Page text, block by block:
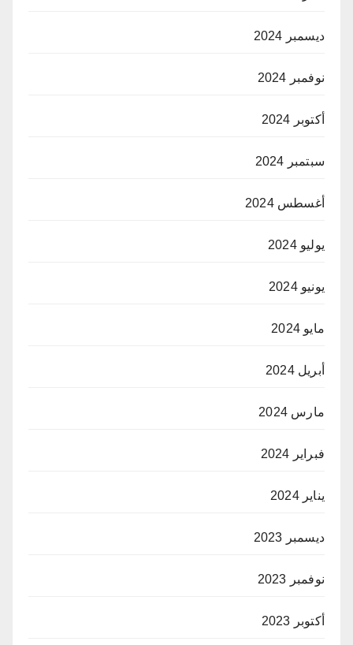
ديسمبر 2024
نوفمبر 2024
أكتوبر 2024
سبتمبر 2024
أغسطس 2024
يوليو 2024
يونيو 2024
مايو 2024
أبريل 2024
مارس 2024
فبراير 2024
يناير 2024
ديسمبر 2023
نوفمبر 2023
أكتوبر 2023